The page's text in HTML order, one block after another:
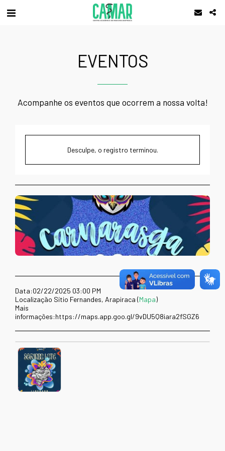
EVENTOS
Acompanhe os eventos que ocorrem a nossa volta!
Desculpe, o registro terminou.
Data:02/22/2025 03:00 PM
Localização Sítio Fernandes, Arapiraca (Mapa)
Mais
informações:https://maps.app.goo.gl/9vDU5Q8iara2fSGZ6